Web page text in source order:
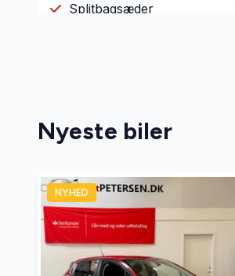
Splitbagsæder
Nyeste biler
NYHED